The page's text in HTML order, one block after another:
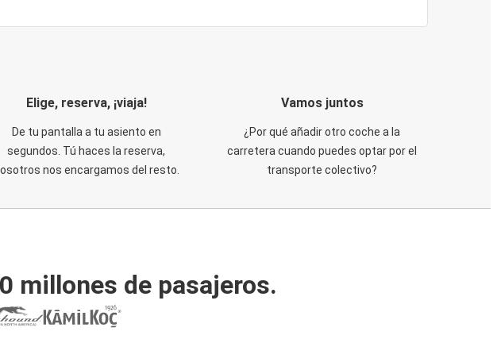
Elige, reserva, ¡viaja!
De tu pantalla a tu asiento en
segundos. Tú haces la reserva,
nos encargamos del resto.
Vamos juntos
¿Por qué añadir otro coche a la
carretera cuando puedes optar por el
transporte colectivo?
millones de pasajeros.